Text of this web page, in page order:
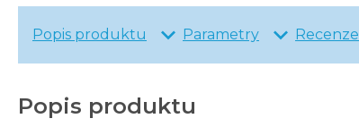
Popis produktu Parametry Recenze
Popis produktu